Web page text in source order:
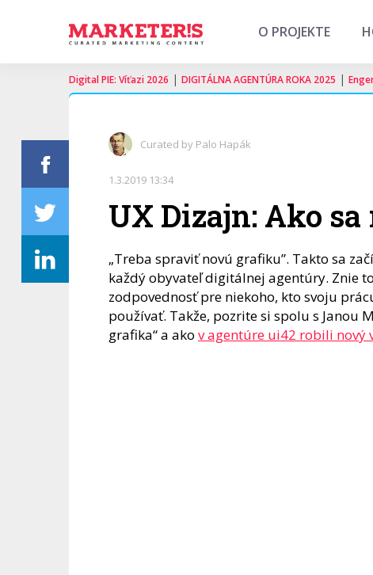
O PROJEKTE
Digital PIE: Víťazi 2026 | DIGITÁLNA AGENTÚRA ROKA 2025 |
Curated by Palo Hapák
1.3.2019 13:34
UX Dizajn: Ako
„Treba spraviť novú grafiku”. Takto sa
každý obyvateľ digitálnej agentúry. Znie
zodpovednosť pre niekoho, kto svoju
používať. Takže, pozrite si spolu s Janou
grafika“ a ako v agentúre ui42 robili nový